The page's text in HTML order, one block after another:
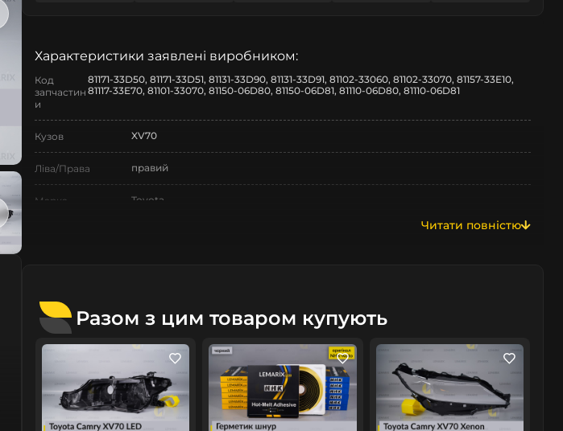
Характеристики заявлені виробником:
Код
запчастин
и
81171-33D50, 81171-33D51, 81131-33D90, 81131-33D91, 81102-33060, 81102-33070, 81157-33E10,
81117-33E70, 81101-33070, 81150-06D80, 81150-06D81, 81110-06D80, 81110-06D81
Кузов XV70
Ліва/Права правий
Марка Toyota
Покоління VIII покоління
2017-2022
Стан Нове
Тип запчастини Аналог
Читати повністю
Разом з цим товаром купують